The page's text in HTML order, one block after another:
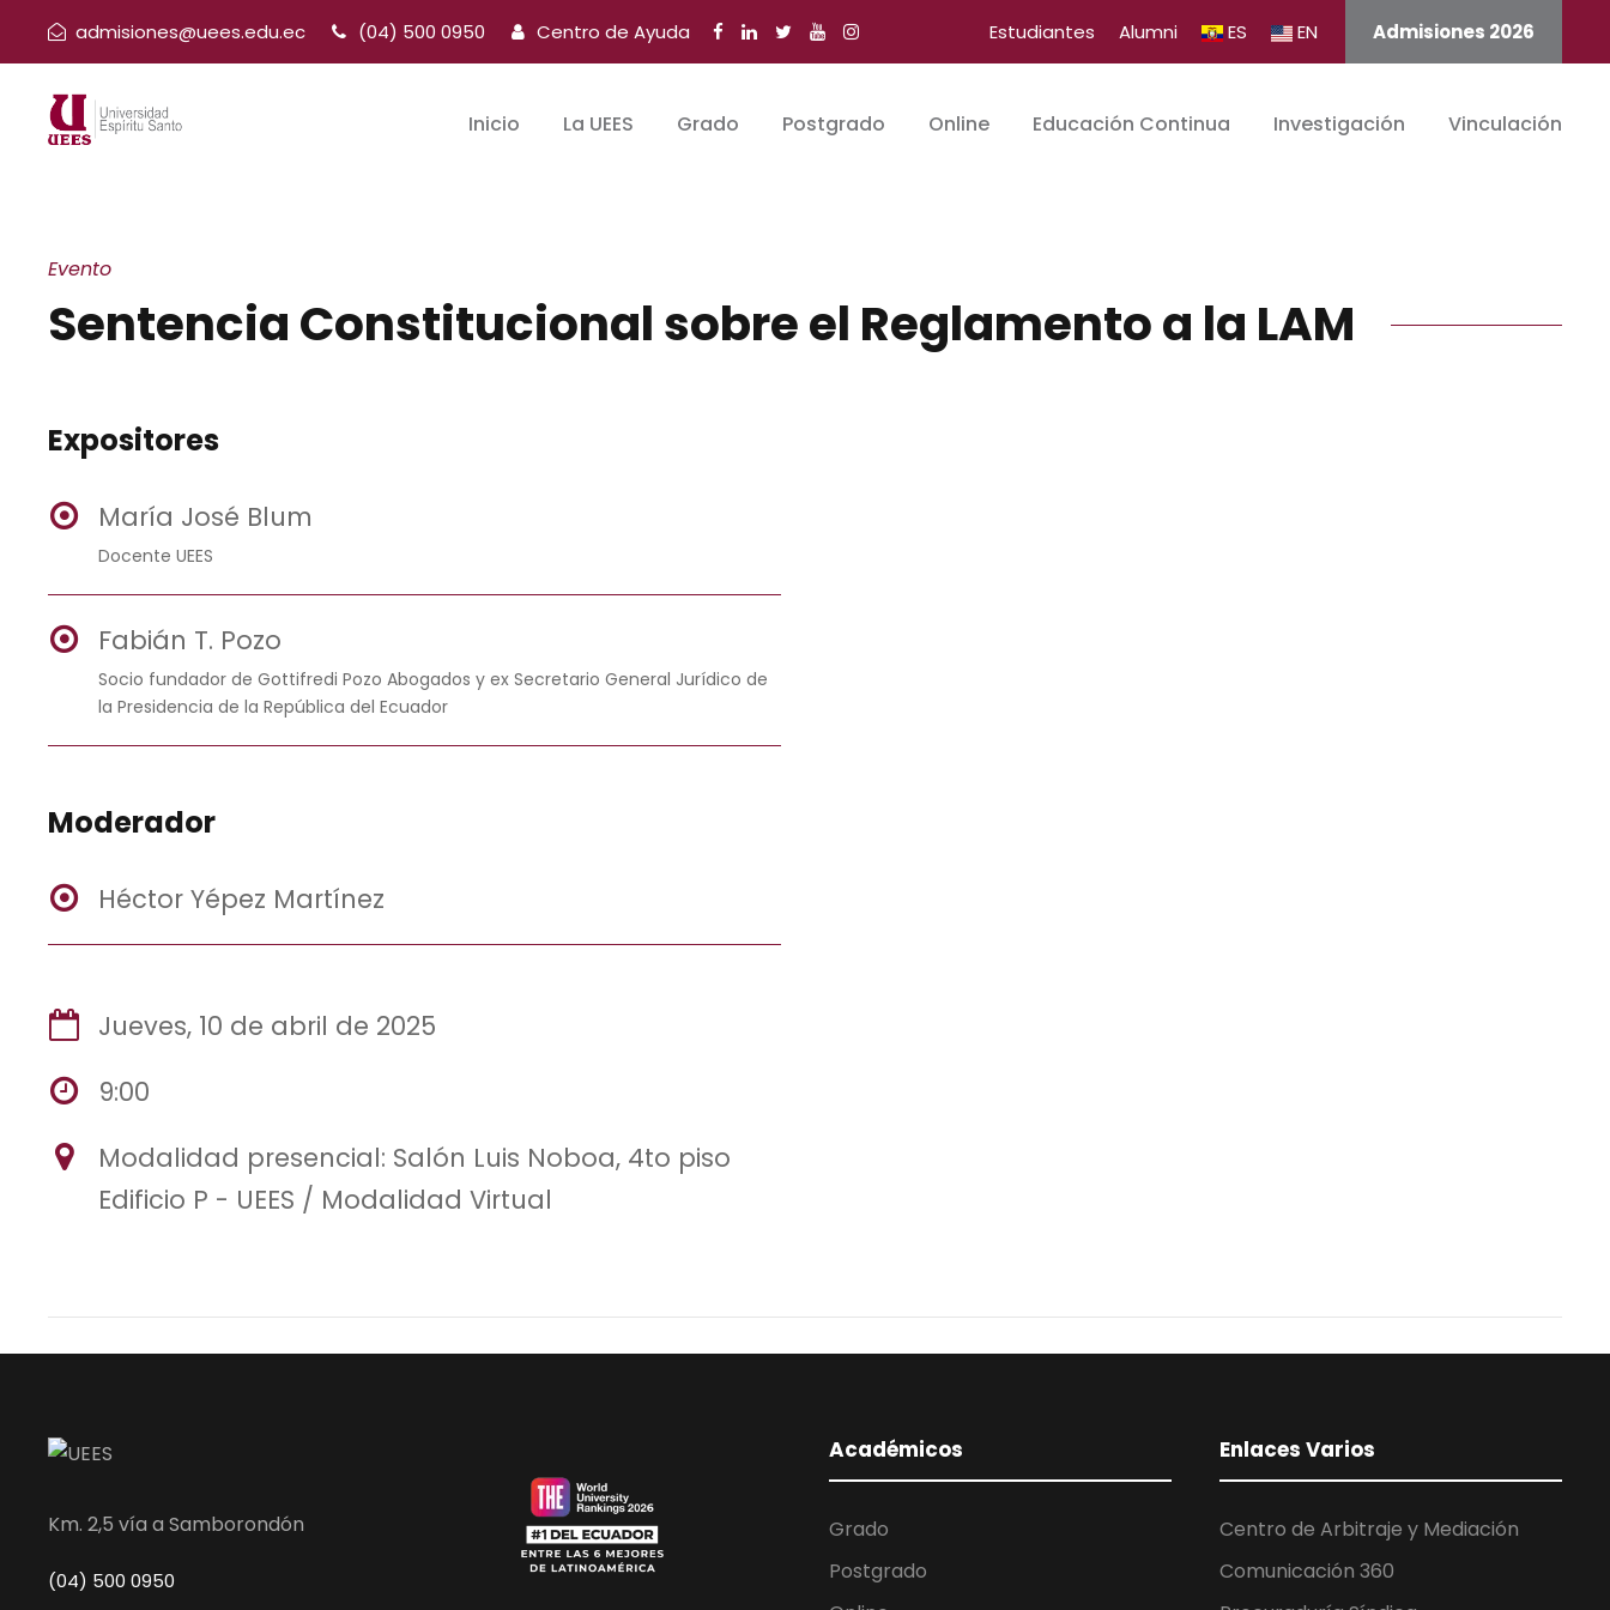
admisiones@uees.edu.ec (04) 500 0950 Centro de Ayuda Estudiantes Alumni ES EN Admisiones 2026
Inicio La UEES Grado Postgrado Online Educación Continua Investigación Vinculación
Evento
Sentencia Constitucional sobre el Reglamento a la LAM
Expositores
María José Blum
Docente UEES
Fabián T. Pozo
Socio fundador de Gottifredi Pozo Abogados y ex Secretario General Jurídico de
la Presidencia de la República del Ecuador
Moderador
Héctor Yépez Martínez
Jueves, 10 de abril de 2025
9:00
Modalidad presencial: Salón Luis Noboa, 4to piso
Edificio P - UEES / Modalidad Virtual
Km. 2,5 vía a Samborondón
(04) 500 0950
Académicos
Grado
Postgrado
Enlaces Varios
Centro de Arbitraje y Mediación
Comunicación 360